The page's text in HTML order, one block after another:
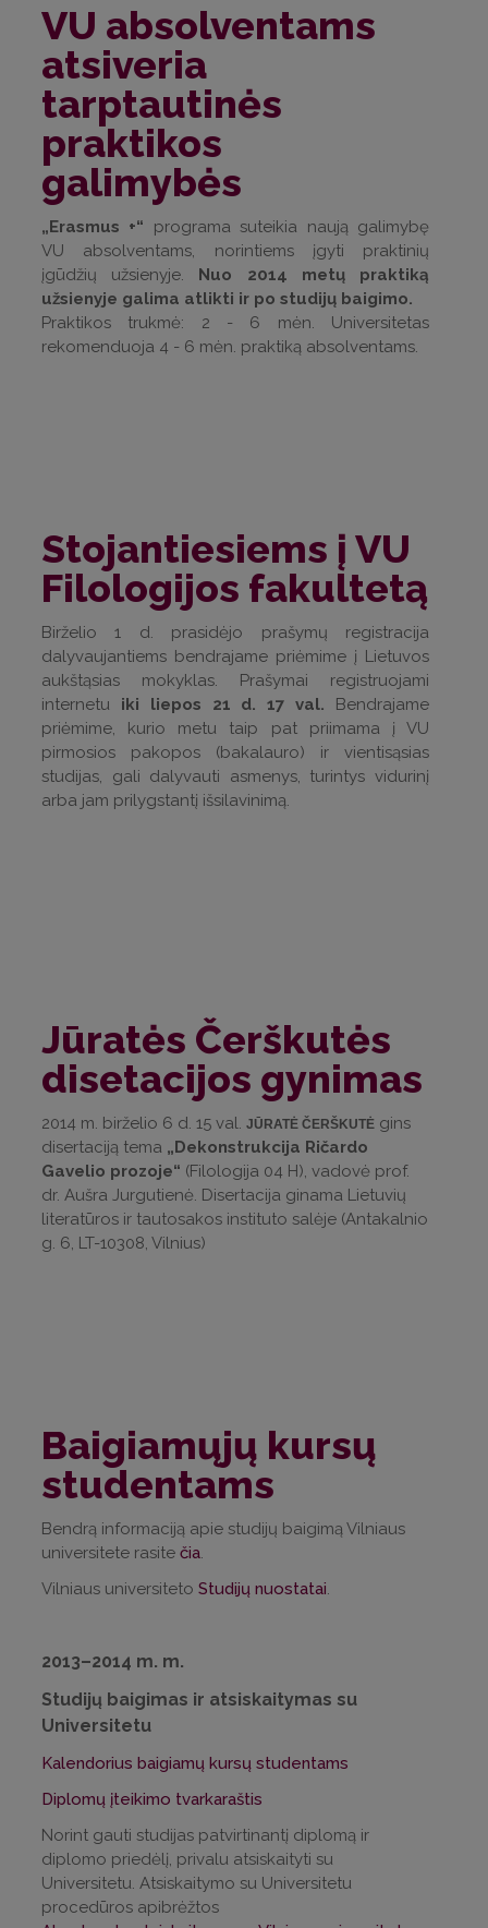
VU absolventams
atsiveria
tarptautinės
praktikos
galimybės
„Erasmus +“ programa suteikia naują galimybę
VU absolventams, norintiems įgyti praktinių
įgūdžių užsienyje. Nuo 2014 metų praktiką
užsienyje galima atlikti ir po studijų baigimo.
Praktikos trukmė: 2 - 6 mėn. Universitetas
rekomenduoja 4 - 6 mėn. praktiką absolventams.
Stojantiesiems į VU
Filologijos fakultetą
Birželio 1 d. prasidėjo prašymų registracija
dalyvaujantiems bendrajame priėmime į Lietuvos
aukštąsias mokyklas. Prašymai registruojami
internetu iki liepos 21 d. 17 val. Bendrajame
priėmime, kurio metu taip pat priimama į VU
pirmosios pakopos (bakalauro) ir vientisąsias
studijas, gali dalyvauti asmenys, turintys vidurinį
arba jam prilygstantį išsilavinimą.
Jūratės Čerškutės
disetacijos gynimas
2014 m. birželio 6 d. 15 val. JŪRATĖ ČERŠKUTĖ gins
disertaciją tema „Dekonstrukcija Ričardo
Gavelio prozoje“ (Filologija 04 H), vadovė prof.
dr. Aušra Jurgutienė. Disertacija ginama Lietuvių
literatūros ir tautosakos instituto salėje (Antakalnio
g. 6, LT-10308, Vilnius)
Baigiamųjų kursų
studentams
Bendrą informaciją apie studijų baigimą Vilniaus
universitete rasite čia.
Vilniaus universiteto Studijų nuostatai.
2013–2014 m. m.
Studijų baigimas ir atsiskaitymas su
Universitetu
Kalendorius baigiamų kursų studentams
Diplomų įteikimo tvarkaraštis
Norint gauti studijas patvirtinantį diplomą ir
diplomo priedėlį, privalu atsiskaityti su
Universitetu. Atsiskaitymo su Universitetu
procedūros apibrėžtos